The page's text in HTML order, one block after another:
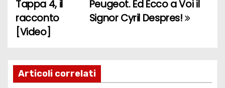
a
v
g
Peugeot. Ed Ecco a Voi il
Signor Cyril Despres!
Tappa 4, il
racconto
[Video]
Articoli correlati